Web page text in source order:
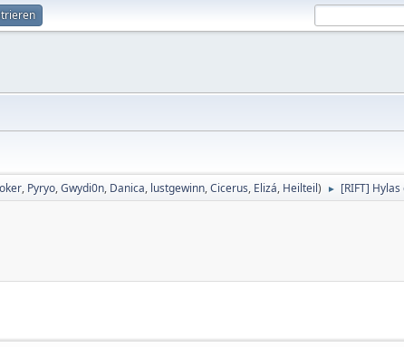
, Pyryo,Gwydi0n, Danica, lustgewinn,Cicerus, Elizá, Heilteil) ► [RIFT]